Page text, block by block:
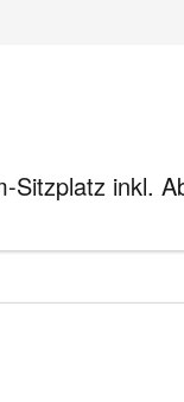
Sitzplatz inkl.